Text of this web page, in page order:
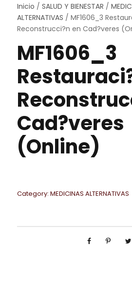
Inicio / SALUD Y BIENESTAR /
ALTERNATIVAS / MF1606_3
Reconstrucci?n en Cad?veres
MF1606_3
Cad?veres
(Online)
Category: MEDICINAS ALTERNATIVAS